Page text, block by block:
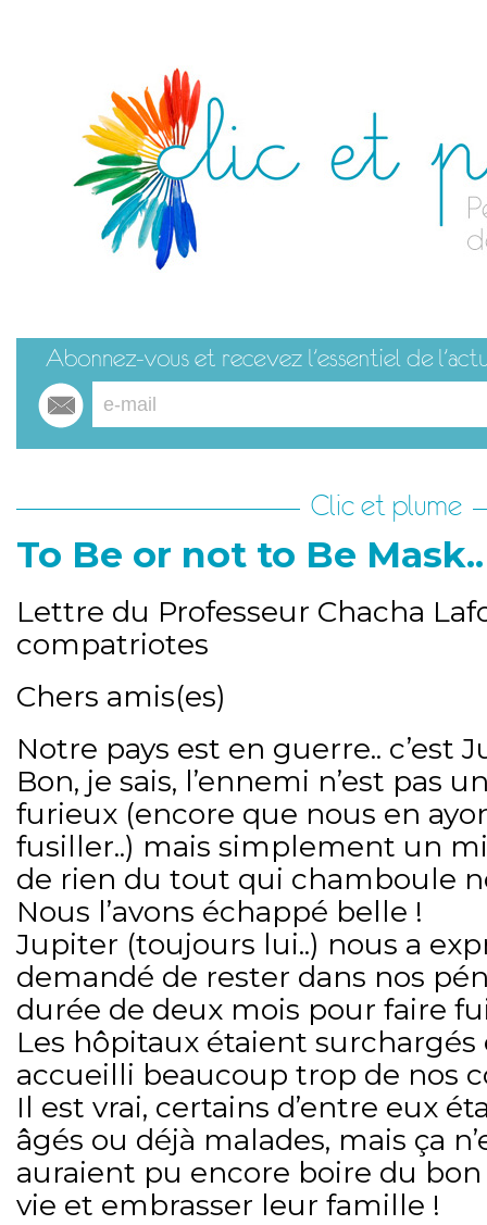
Clic et plume
To Be or not to Be Mask..
Lettre du Professeur Chacha
compatriotes
Chers amis(es)
Notre pays est en guerre.. c’est
Bon, je sais, l’ennemi n’est pas
furieux (encore que nous en
fusiller..) mais simplement un
de rien du tout qui chamboule
Nous l’avons échappé belle !
Jupiter (toujours lui..) nous a
demandé de rester dans nos
durée de deux mois pour faire
Les hôpitaux étaient surchargés
accueilli beaucoup trop de nos
Il est vrai, certains d’entre eux
âgés ou déjà malades, mais ça
auraient pu encore boire du
vie et embrasser leur famille !